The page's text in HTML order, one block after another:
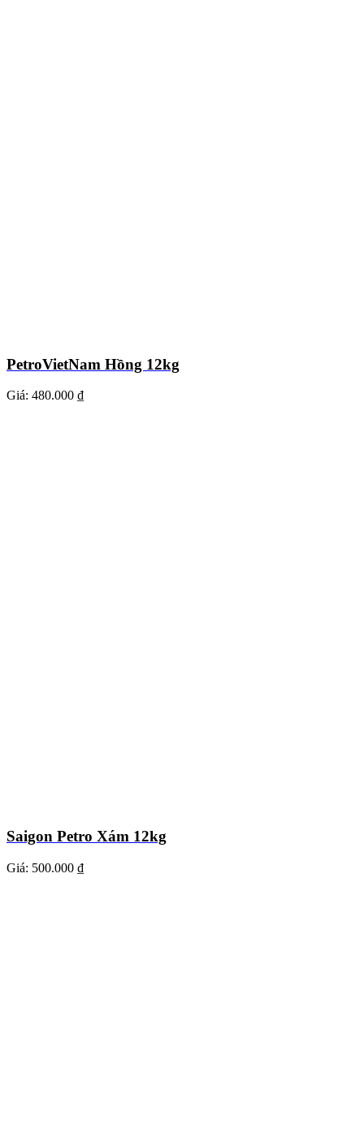
PetroVietNam Hồng 12kg
Giá: 480.000 ₫
Saigon Petro Xám 12kg
Giá: 500.000 ₫